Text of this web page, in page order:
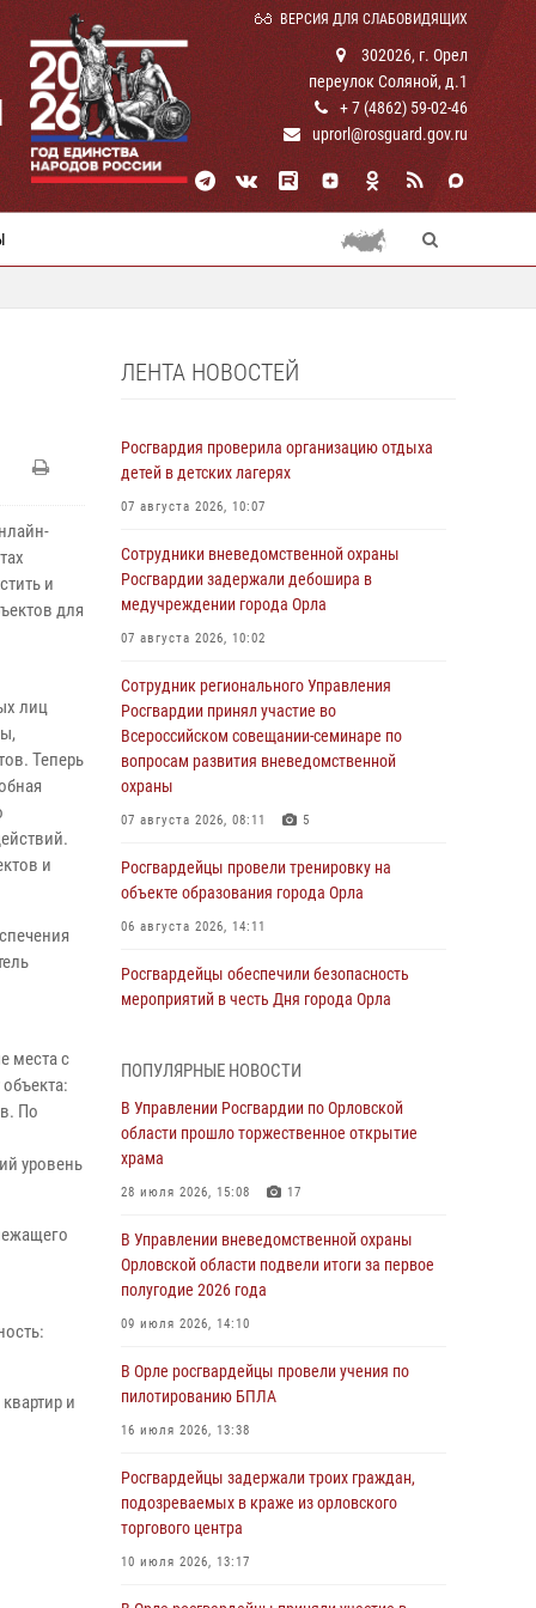
ВЕРСИЯ ДЛЯ СЛАБОВИДЯЩИХ
302026, г. Орел
переулок Соляной, д.1
+ 7 (4862) 59-02-46
uprorl@rosguard.gov.ru
и
для
лиц
Теперь
и
места с
По
уровень
и
ЛЕНТА НОВОСТЕЙ
Росгвардия проверила организацию отдыха
детей в детских лагерях
07 августа 2026, 10:07
Сотрудники вневедомственной охраны
Росгвардии задержали дебошира в
медучреждении города Орла
07 августа 2026, 10:02
Сотрудник регионального Управления
Росгвардии принял участие во
Всероссийском совещании-семинаре по
вопросам развития вневедомственной
охраны
07 августа 2026, 08:11 5
Росгвардейцы провели тренировку на
объекте образования города Орла
06 августа 2026, 14:11
Росгвардейцы обеспечили безопасность
мероприятий в честь Дня города Орла
Начальник регионального Управления
Росгвардии принял участие в митинге в честь
дня освобождения города Орла
05 августа 2026, 13:16
результатах работы за первое полугодие
05 августа 2026, 13:12
За месяц росгвардейцы задержали 15 лиц,
противоправных действий
04 августа 2026, 14:21
росгвардейцев
04 августа 2026, 14:06 2
За месяц росгвардейцы приняли от граждан
ПОПУЛЯРНЫЕ НОВОСТИ
В Управлении Росгвардии по Орловской
области прошло торжественное открытие
храма
28 июля 2026, 15:08 17
В Управлении вневедомственной охраны
Орловской области подвели итоги за первое
полугодие 2026 года
09 июля 2026, 14:10
В Орле росгвардейцы провели учения по
пилотированию БПЛА
16 июля 2026, 13:38
Росгвардейцы задержали троих граждан,
подозреваемых в краже из орловского
торгового центра
10 июля 2026, 13:17